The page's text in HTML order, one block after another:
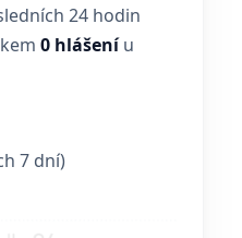
24 hodin
0 hlášeníu
7 dní)